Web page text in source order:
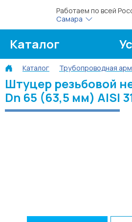
Работаем по всей
Самара
Каталог
О компании
Блог
Каталог Трубопроводная
Штуцер резьбовой
Dn 65 (63,5 мм) AISI